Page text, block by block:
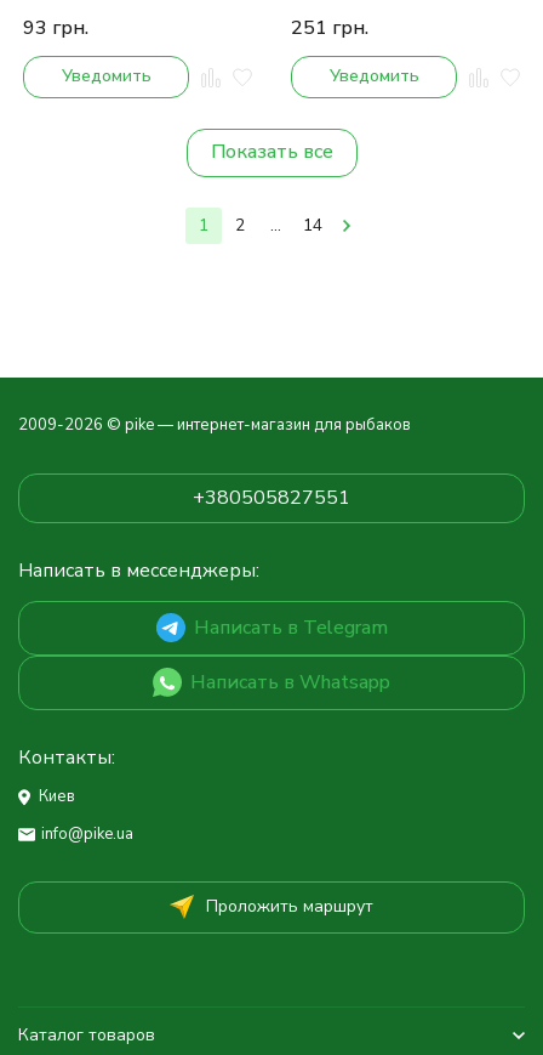
93 грн.
Уведомить
251 грн.
Уведомить
Показать все
1 2 ... 14
2009-2026 © pike — интернет-магазин для рыбаков
+380505827551
Написать в мессенджеры:
Написать в Telegram
Написать в Whatsapp
Контакты:
Киев
info@pike.ua
Проложить маршрут
Каталог товаров